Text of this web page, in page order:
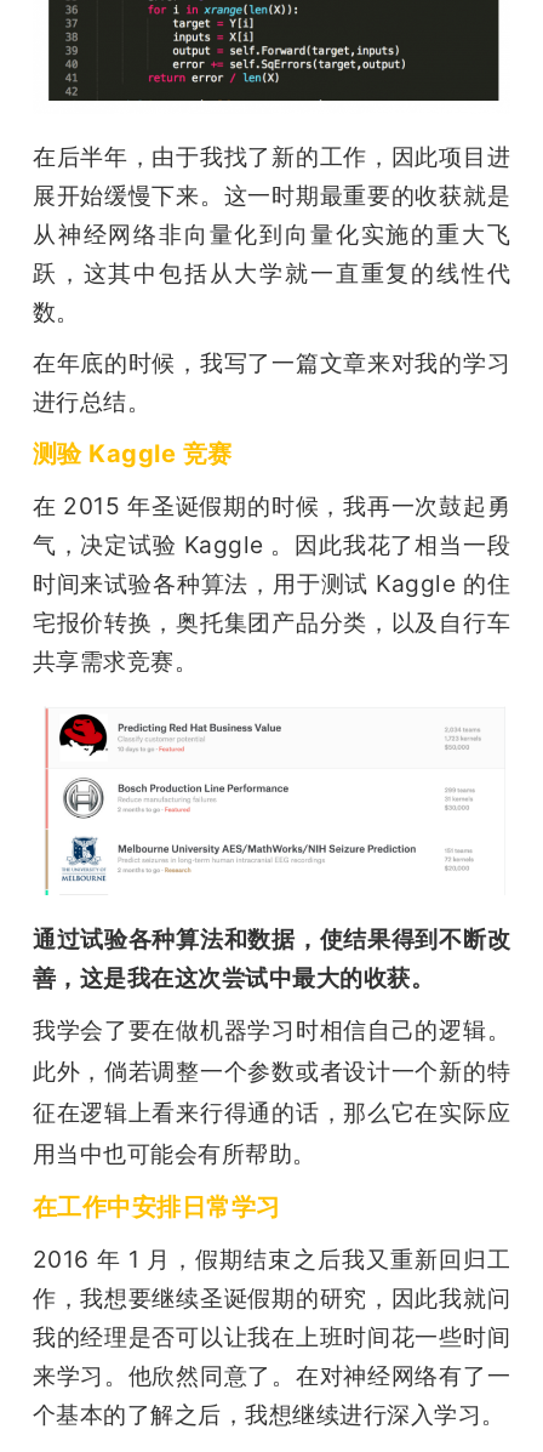
在后半年，由于我找了新的工作，因此项目进
展开始缓慢下来。这一时期最重要的收获就是
从神经网络非向量化到向量化实施的重大飞
跃，这其中包括从大学就一直重复的线性代
数。
在年底的时候，我写了一篇文章来对我的学习
进行总结。
测验 Kaggle 竞赛
在 2015 年圣诞假期的时候，我再一次鼓起勇
气，决定试验 Kaggle 。因此我花了相当一段
时间来试验各种算法，用于测试 Kaggle 的住
宅报价转换，奥托集团产品分类，以及自行车
共享需求竞赛。
通过试验各种算法和数据，使结果得到不断改
善，这是我在这次尝试中最大的收获。
我学会了要在做机器学习时相信自己的逻辑。
此外，倘若调整一个参数或者设计一个新的特
征在逻辑上看来行得通的话，那么它在实际应
用当中也可能会有所帮助。
在工作中安排日常学习
2016 年 1 月，假期结束之后我又重新回归工
作，我想要继续圣诞假期的研究，因此我就问
我的经理是否可以让我在上班时间花一些时间
来学习。他欣然同意了。在对神经网络有了一
个基本的了解之后，我想继续进行深入学习。